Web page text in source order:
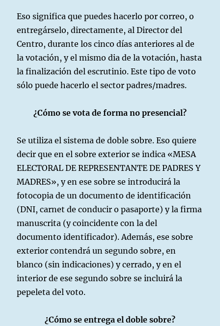
Eso significa que puedes hacerlo por correo, o
entregárselo, directamente, al Director del
Centro, durante los cinco días anteriores al de
la votación, y el mismo dia de la votación, hasta
la finalización del escrutinio. Este tipo de voto
sólo puede hacerlo el sector padres/madres.
¿Cómo se vota de forma no presencial?
Se utiliza el sistema de doble sobre. Eso quiere
decir que en el sobre exterior se indica «MESA
ELECTORAL DE REPRESENTANTE DE PADRES Y
MADRES», y en ese sobre se introducirá la
fotocopia de un documento de identificación
(DNI, carnet de conducir o pasaporte) y la firma
manuscrita (y coincidente con la del
documento identificador). Además, ese sobre
exterior contendrá un segundo sobre, en
blanco (sin indicaciones) y cerrado, y en el
interior de ese segundo sobre se incluirá la
pepeleta del voto.
¿Cómo se entrega el doble sobre?